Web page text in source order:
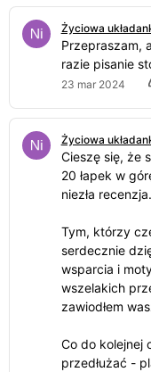
Życiowa
Przepraszam,
razie pisanie
23 mar 2024
Życiowa
Cieszę się, że
20 łapek w
niezła
Tym, którzy
serdecznie
wsparcia i
wszelakich
zawiodłem
Co do kolejnej
przedłużać -